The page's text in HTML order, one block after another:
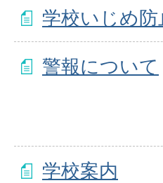
学校いじめ
警報について
学校案内